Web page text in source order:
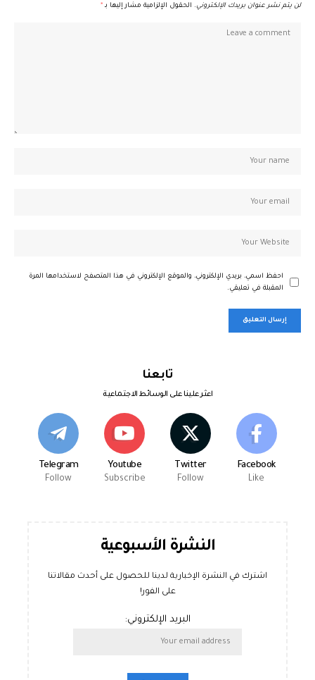
لن يتم نشر عنوان بريدك الإلكتروني. الحقول الإلزامية مشار إليها بـ *
احفظ اسمي، بريدي الإلكتروني، والموقع الإلكتروني في هذا المتصفح لاستخدامها المرة
المقبلة في تعليقي.
تابعنا
اعثر علينا على الوسائط الاجتماعية
Facebook
Like
Twitter
Follow
Youtube
Subscribe
Telegram
Follow
النشرة الأسبوعية
اشترك في النشرة الإخبارية لدينا للحصول على أحدث مقالاتنا
على الفور!
البريد الإلكتروني: